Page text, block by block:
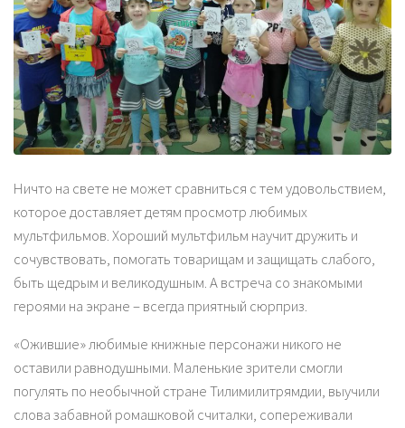
Ничто на свете не может сравниться с тем удовольствием,
которое доставляет детям просмотр любимых
мультфильмов. Хороший мультфильм научит дружить и
сочувствовать, помогать товарищам и защищать слабого,
быть щедрым и великодушным. А встреча со знакомыми
героями на экране – всегда приятный сюрприз.
«Ожившие» любимые книжные персонажи никого не
оставили равнодушными. Маленькие зрители смогли
погулять по необычной стране Тилимилитрямдии, выучили
слова забавной ромашковой считалки, сопереживали